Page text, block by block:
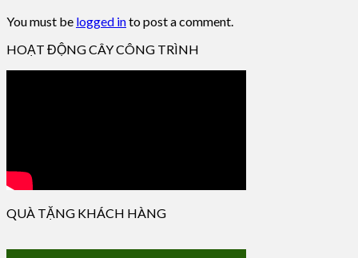
You must be logged into post a comment.
HOẠT ĐỘNG CÂY CÔNG TRÌNH
QUÀ TẶNG KHÁCH HÀNG